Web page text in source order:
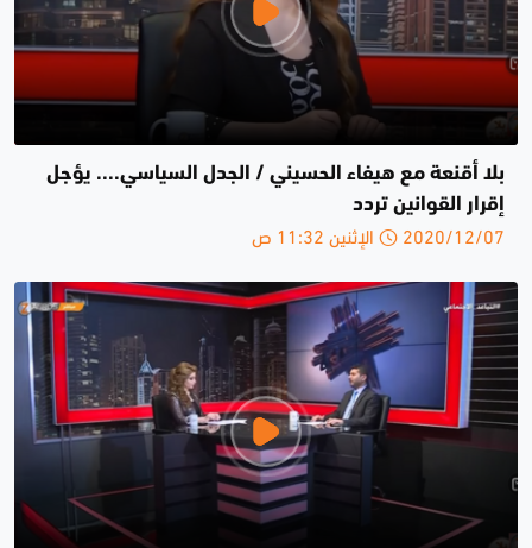
بلا أقنعة مع هيفاء الحسيني / الجدل السياسي.... يؤجل
إقرار القوانين ‎تردد
2020/12/07 الإثنين 11:32 ص